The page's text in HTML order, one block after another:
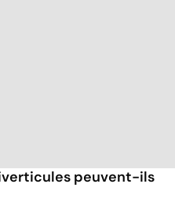
peuvent-ils